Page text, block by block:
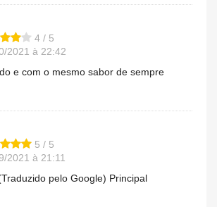
4 / 5
2021 à 22:42
e com o mesmo sabor de sempre
5 / 5
2021 à 21:11
pelo Google) Principal